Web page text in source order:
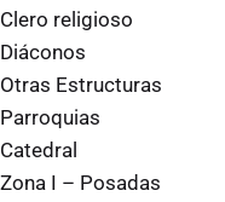
Clero religioso
Diáconos
Otras Estructuras
Parroquias
Catedral
Zona I – Posadas